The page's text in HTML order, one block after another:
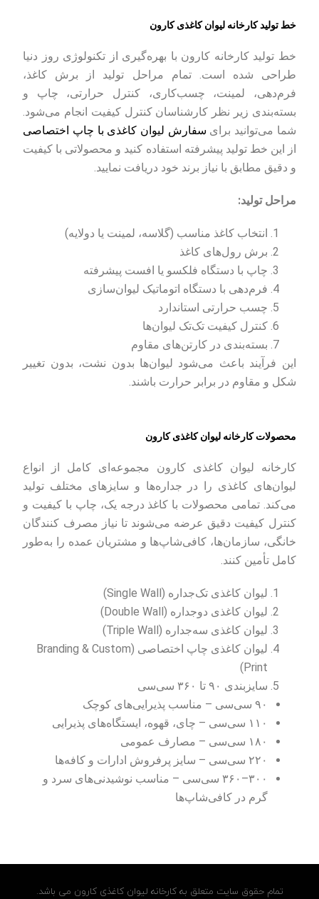
خط تولید کارخانه لیوان کاغذی کارون
خط تولید کارخانه کارون با بهره‌گیری از تکنولوژی روز دنیا
طراحی شده است. تمام مراحل تولید از برش کاغذ،
فرم‌دهی، لمینت، چسب‌کاری، کنترل حرارتی، چاپ و
بسته‌بندی زیر نظر کارشناسان کنترل کیفیت انجام می‌شود.
شما می‌توانید برای سفارش لیوان کاغذی با چاپ اختصاصی
از این خط تولید پیشرفته استفاده کنید و محصولاتی با کیفیت
و دقیق مطابق با نیاز برند خود دریافت نمایید.
مراحل تولید:
انتخاب کاغذ مناسب (گلاسه، لمینت یا دولایه)
برش رول‌های کاغذ
چاپ با دستگاه فلکسو یا افست پیشرفته
فرم‌دهی با دستگاه اتوماتیک لیوان‌سازی
چسب حرارتی استاندارد
کنترل کیفیت تک‌تک لیوان‌ها
بسته‌بندی در کارتن‌های مقاوم
این فرآیند باعث می‌شود لیوان‌ها بدون نشت، بدون تغییر
شکل و مقاوم در برابر حرارت باشند.
محصولات کارخانه لیوان کاغذی کارون
کارخانه لیوان کاغذی کارون مجموعه‌ای کامل از انواع
لیوان‌های کاغذی را در جداره‌ها و سایزهای مختلف تولید
می‌کند. تمامی محصولات با کاغذ درجه‌ یک، چاپ با کیفیت و
کنترل کیفیت دقیق عرضه می‌شوند تا نیاز مصرف‌ کنندگان
خانگی، سازمان‌ها، کافی‌شاپ‌ها و مشتریان عمده را به‌طور
کامل تأمین کنند.
لیوان کاغذی تک‌جداره (Single Wall)
لیوان کاغذی دوجداره (Double Wall)
لیوان کاغذی سه‌جداره (Triple Wall)
لیوان کاغذی چاپ اختصاصی (Branding & Custom
Print)
سایزبندی ۹۰ تا ۳۶۰ سی‌سی
۹۰ سی‌سی – مناسب پذیرایی‌های کوچک
۱۱۰ سی‌سی – چای، قهوه، ایستگاه‌های پذیرایی
۱۸۰ سی‌سی – مصارف عمومی
۲۲۰ سی‌سی – سایز پرفروش ادارات و کافه‌ها
۳۰۰–۳۶۰ سی‌سی – مناسب نوشیدنی‌های سرد و
گرم در کافی‌شاپ‌ها
تمام حقوق سایت متعلق به کارخانه لیوان کاغذی کارون می باشد.